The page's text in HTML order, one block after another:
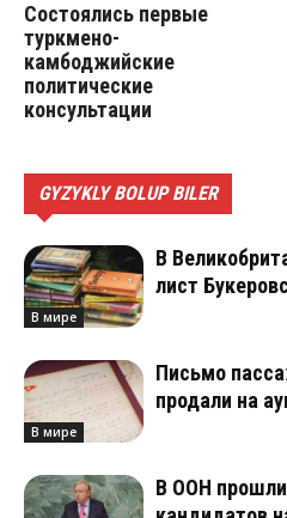
Состоялись первые
туркмено-
камбоджийские
политические
консультации
GYZYKLY BOLUP BILER
В мире
В
лист
В мире
Письмо
продали на
В ООН